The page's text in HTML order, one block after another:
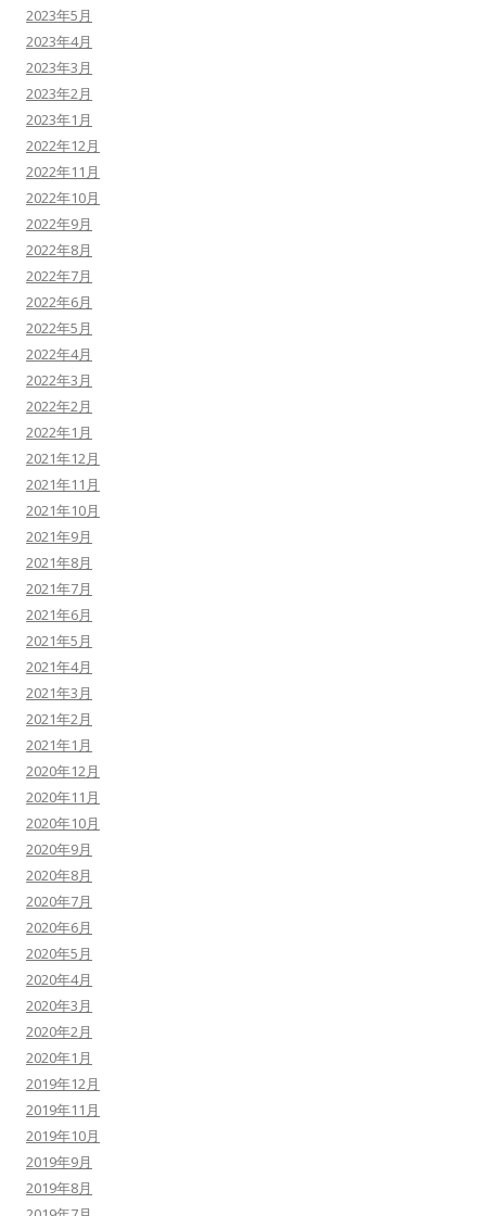
2023年5月
2023年4月
2023年3月
2023年2月
2023年1月
2022年12月
2022年11月
2022年10月
2022年9月
2022年8月
2022年7月
2022年6月
2022年5月
2022年4月
2022年3月
2022年2月
2022年1月
2021年12月
2021年11月
2021年10月
2021年9月
2021年8月
2021年7月
2021年6月
2021年5月
2021年4月
2021年3月
2021年2月
2021年1月
2020年12月
2020年11月
2020年10月
2020年9月
2020年8月
2020年7月
2020年6月
2020年5月
2020年4月
2020年3月
2020年2月
2020年1月
2019年12月
2019年11月
2019年10月
2019年9月
2019年8月